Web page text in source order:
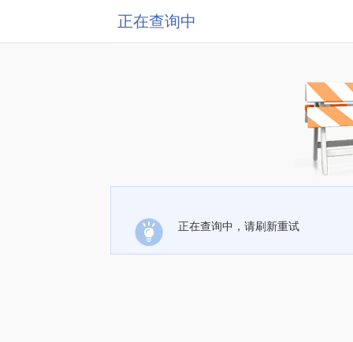
正在查询中
正在查询中，请刷新重试